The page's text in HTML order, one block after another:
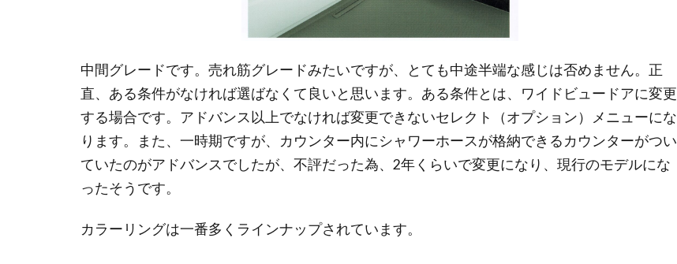
中間グレードです。売れ筋グレードみたいですが、とても中途半端な感じは否めません。正
直、ある条件がなければ選ばなくて良いと思います。ある条件とは、ワイドビュードアに変更
する場合です。アドバンス以上でなければ変更できないセレクト（オプション）メニューにな
ります。また、一時期ですが、カウンター内にシャワーホースが格納できるカウンターがつい
ていたのがアドバンスでしたが、不評だった為、2年くらいで変更になり、現行のモデルにな
ったそうです。
カラーリングは一番多くラインナップされています。